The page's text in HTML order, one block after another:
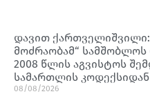
დავით
მოძრაობამ“
2008 წლის აგვისტოს
სამართლის კოდექსიდან
08/08/2026